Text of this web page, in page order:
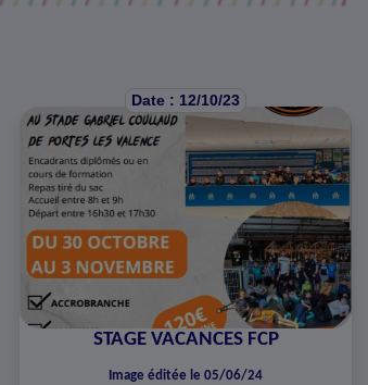
Date : 12/10/23
STAGE VACANCES FCP
Image éditée le 05/06/24